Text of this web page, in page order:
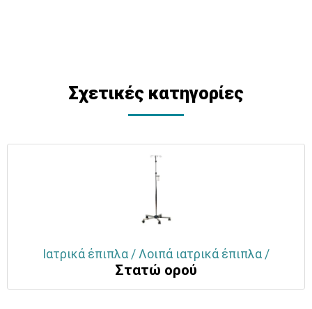
Σχετικές κατηγορίες
Ιατρικά έπιπλα / Λοιπά ιατρικά έπιπλα /
Στατώ ορού